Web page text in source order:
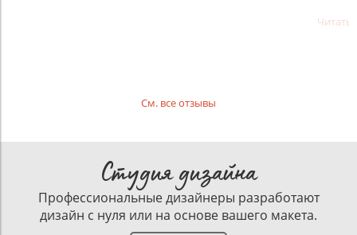
Читать
См. все отзывы
Студия дизайна
Профессиональные дизайнеры разработают
дизайн с нуля или на основе вашего макета.